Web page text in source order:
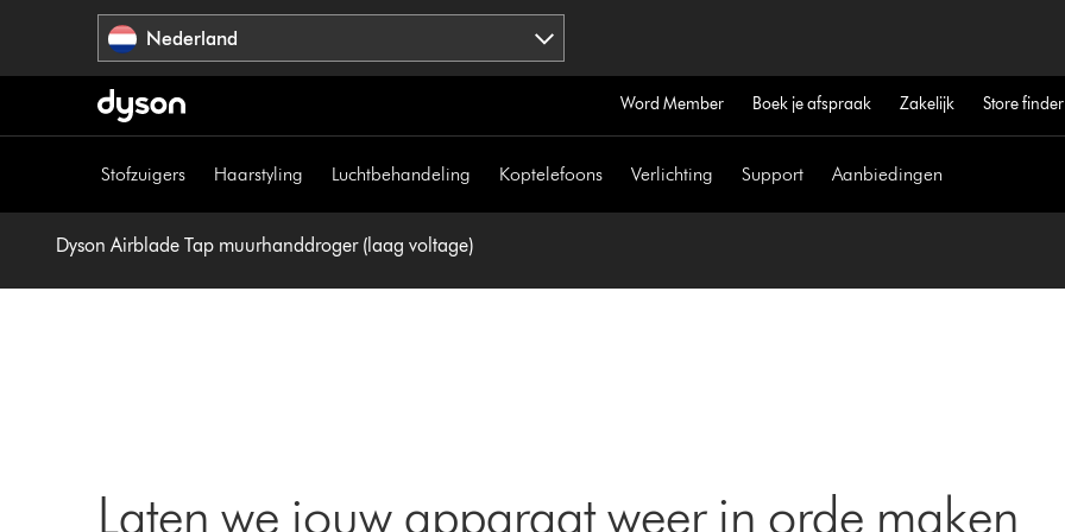
Nederland
Word Member Boek je afspraak Zakelijk Store finder
Stofzuigers Haarstyling Luchtbehandeling Koptelefoons Verlichting Support Aanbiedingen
Dyson Airblade Tap muurhanddroger (laag voltage)
Laten we jouw apparaat weer in orde maken